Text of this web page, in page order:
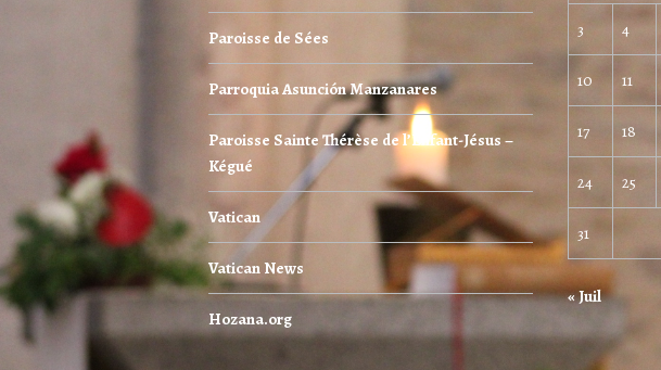
Paroisse de Sées
Parroquia Asunción Manzanares
Paroisse Sainte Thérèse de l’Enfant-Jésus –
Kégué
Vatican
Vatican News
Hozana.org
3 4
10 11
17 18
24 25
31
« Juil